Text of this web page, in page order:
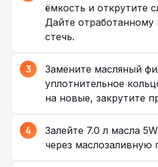
ёмкость и открутите
Дайте отработанному
стечь.
Замените масляный
уплотнительное
на новые, закрутите
Залейте 7.0 л масла
через маслозаливную